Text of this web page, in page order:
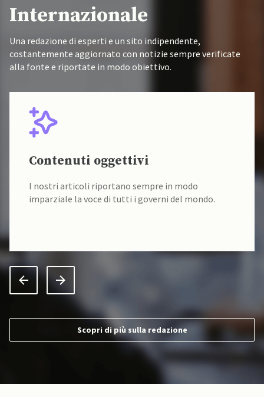
Internazionale
Una redazione di esperti e un sito indipendente,
costantemente aggiornato con notizie sempre verificate
alla fonte e riportate in modo obiettivo.
Contenuti oggettivi
I nostri articoli riportano sempre in modo
imparziale la voce di tutti i governi del mondo.
Scopri di più sulla redazione